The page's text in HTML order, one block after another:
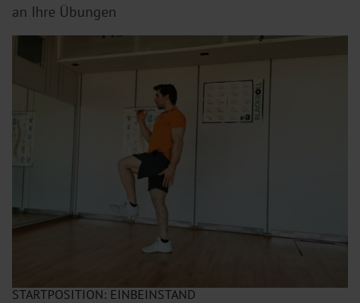
an Ihre Übungen
STARTPOSITION: EINBEINSTAND